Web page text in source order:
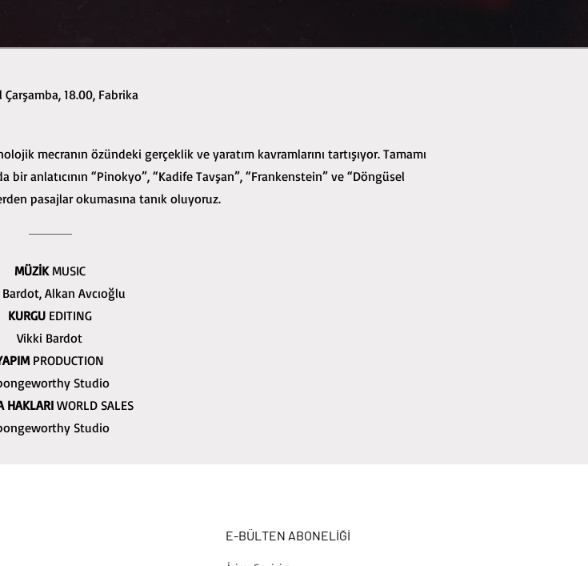
mecranın özündeki gerçeklik ve yaratım kavramlarını tartışıyor. Tamamı
anlatıcının “Pinokyo”, “Kadife Tavşan”, “Frankenstein” ve “Döngüsel
pasajlar okumasına tanık oluyoruz.
MÜZİKMUSIC
Alkan Avcıoğlu
KURGUEDITING
Vikki Bardot
PRODUCTION
Studio
HAKLARI WORLD SALES
Studio
Çarşamba, 18.00, Fabrika
E-BÜLTEN ABONELİĞİ